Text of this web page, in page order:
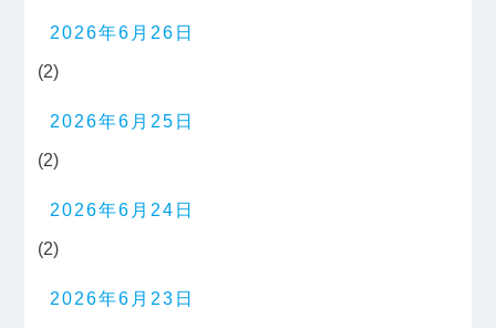
2026年6月26日
(2)
2026年6月25日
(2)
2026年6月24日
(2)
2026年6月23日